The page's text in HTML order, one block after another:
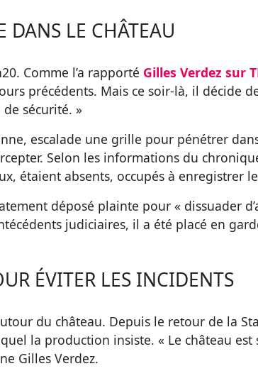
LE CHÂTEAU
Comme l’a rapporté Gilles Verdez sur
précédents. Mais ce soir-là, il décide
sécurité. »
escalade une grille pour pénétrer
Selon les informations du
étaient absents, occupés à enregistrer
déposé plainte pour « dissuader
judiciaires, il a été placé en
ÉVITER LES INCIDENTS
du château. Depuis le retour de la
la production insiste. « Le château
Gilles Verdez.